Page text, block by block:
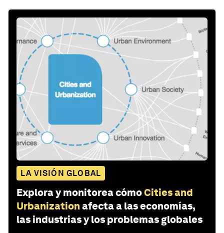
LA VISIÓN GLOBAL
Explora y monitorea cómoCities and
Urbanization afecta a las economías,
las industrias y los problemas globales